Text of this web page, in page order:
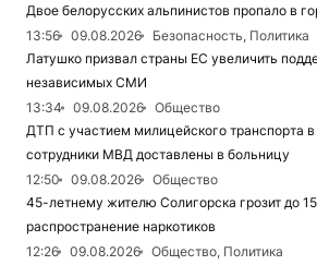
Двое белорусских альпинистов пропало в
13:56
09.08.2026
Безопасность, Политика
Латушко призвал страны ЕС увеличить
независимых СМИ
13:34
09.08.2026
Общество
ДТП с участием милицейского транспорта
сотрудники МВД доставлены в больницу
12:50
09.08.2026
Общество
45-летнему жителю Солигорска грозит до
распространение наркотиков
12:26
09.08.2026
Общество, Политика